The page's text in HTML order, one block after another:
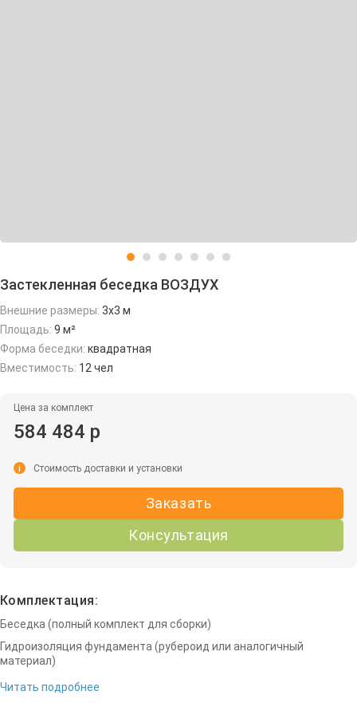
Застекленная беседка ВОЗДУХ
Внешние размеры: 3х3 м
Площадь: 9 м²
Форма беседки: квадратная
Вместимость: 12 чел
Цена за комплект
584 484 р
Заказать
Консультация
i Стоимость доставки и установки
Комплектация:
Беседка (полный комплект для сборки)
Гидроизоляция фундамента (рубероид или аналогичный
материал)
Читать подробнее